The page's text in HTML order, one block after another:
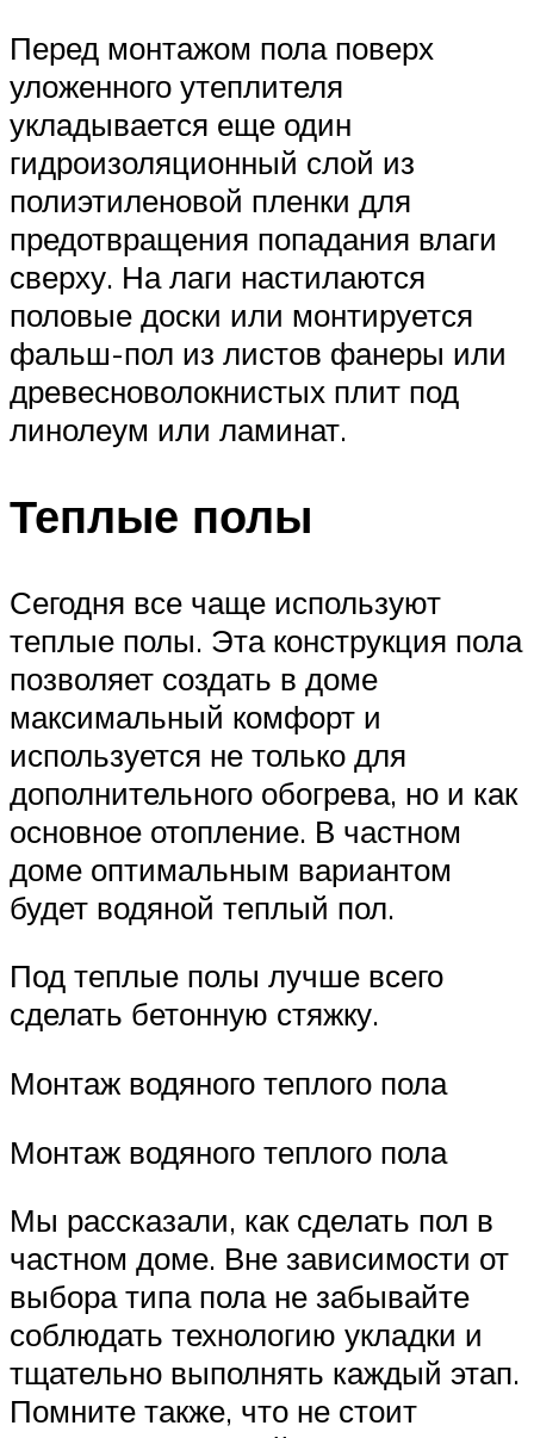
Перед монтажом пола поверх
уложенного утеплителя
укладывается еще один
гидроизоляционный слой из
полиэтиленовой пленки для
предотвращения попадания влаги
сверху. На лаги настилаются
половые доски или монтируется
фальш-пол из листов фанеры или
древесноволокнистых плит под
линолеум или ламинат.
Теплые полы
Сегодня все чаще используют
теплые полы. Эта конструкция пола
позволяет создать в доме
максимальный комфорт и
используется не только для
дополнительного обогрева, но и как
основное отопление. В частном
доме оптимальным вариантом
будет водяной теплый пол.
Под теплые полы лучше всего
сделать бетонную стяжку.
Монтаж водяного теплого пола
Монтаж водяного теплого пола
Мы рассказали, как сделать пол в
частном доме. Вне зависимости от
выбора типа пола не забывайте
соблюдать технологию укладки и
тщательно выполнять каждый этап.
Помните также, что не стоит